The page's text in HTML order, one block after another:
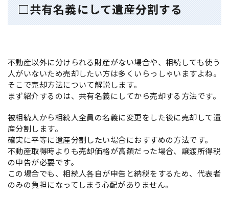
□共有名義にして遺産分割する
不動産以外に分けられる財産がない場合や、相続しても使う
人がいないため売却したい方は多くいらっしゃいますよね。
そこで売却方法について解説します。
まず紹介するのは、共有名義にしてから売却する方法です。
被相続人から相続人全員の名義に変更をした後に売却して遺
産分割します。
確実に平等に遺産分割したい場合におすすめの方法です。
不動産取得時よりも売却価格が高額だった場合、譲渡所得税
の申告が必要です。
この場合でも、相続人各自が申告と納税をするため、代表者
のみの負担になってしまう心配がありません。